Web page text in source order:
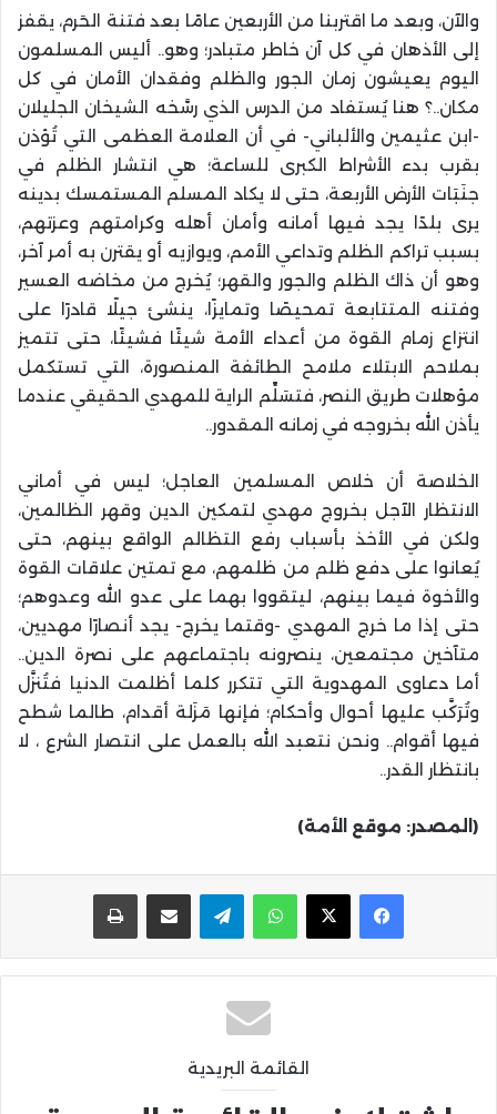
والآن، وبعد ما اقتربنا من الأربعين عامًا بعد فتنة الحَرم، يقفز
إلى الأذهان في كل آن خاطر متبادر؛ وهو.. أليس المسلمون
اليوم يعيشون زمان الجور والظلم وفقدان الأمان في كل
مكان..؟ هنا يُستفاد من الدرس الذي رسَّخه الشيخان الجليلان
-ابن عثيمين والألباني- في أن العلامة العظمى التي تُؤذن
بقرب بدء الأشراط الكبرى للساعة؛ هي انتشار الظلم في
جنَبَات الأرض الأربعة، حتى لا يكاد المسلم المستمسك بدينه
يرى بلدًا يجد فيها أمانه وأمان أهله وكرامتهم وعزتهم،
بسبب تراكم الظلم وتداعي الأمم، ويوازيه أو يقترن به أمر آخر،
وهو أن ذاك الظلم والجور والقهر؛ يُخرج من مخاضه العسير
وفتنه المتتابعة تمحيصًا وتمايزًا، ينشئ جيلًا قادرًا على
انتزاع زمام القوة من أعداء الأمة شيئًا فشيئًا، حتى تتميز
بملاحم الابتلاء ملامح الطائفة المنصورة، التي تستكمل
مؤهلات طريق النصر، فتسَلِّم الراية للمهدي الحقيقي عندما
يأذن الله بخروجه في زمانه المقدور..
الخلاصة أن خلاص المسلمين العاجل؛ ليس في أماني
الانتظار الآجل بخروج مهدي لتمكين الدين وقهر الظالمين،
ولكن في الأخذ بأسباب رفع التظالم الواقع بينهم، حتى
يُعانوا على دفع ظلم من ظلمهم، مع تمتين علاقات القوة
والأخوة فيما بينهم، ليتقووا بهما على عدو الله وعدوهم؛
حتى إذا ما خرج المهدي -وقتما يخرج- يجد أنصارًا مهديين،
متآخين مجتمعين، ينصرونه باجتماعهم على نصرة الدين..
أما دعاوى المهدوية التي تتكرر كلما أظلمت الدنيا فتُنزَّل
وتُرَكَّب عليها أحوال وأحكام؛ فإنها مَزَلة أقدام، طالما شطح
فيها أقوام.. ونحن نتعبد الله بالعمل على انتصار الشرع ، لا
بانتظار القدر..
(المصدر: موقع الأمة)
واتساب تيلقرام مشاركة عبر البريد
القائمة البريدية